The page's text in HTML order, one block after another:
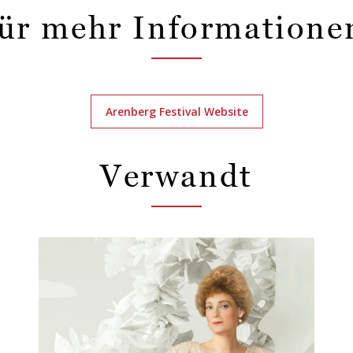
mehr
Arenberg Festival Website
Verwandt